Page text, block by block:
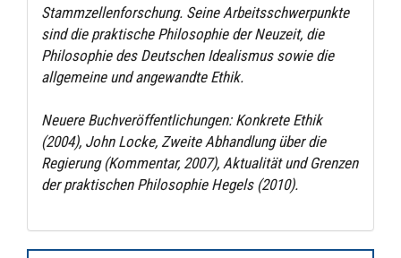
Stammzellenforschung. Seine Arbeitsschwerpunkte
sind die praktische Philosophie der Neuzeit, die
Philosophie des Deutschen Idealismus sowie die
allgemeine und angewandte Ethik.
Neuere Buchveröffentlichungen: Konkrete Ethik
(2004), John Locke, Zweite Abhandlung über die
Regierung (Kommentar, 2007), Aktualität und Grenzen
der praktischen Philosophie Hegels (2010).